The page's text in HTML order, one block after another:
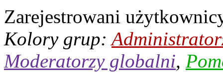
Zarejestrowani
Kolory grup:
Moderatorzy globalni,